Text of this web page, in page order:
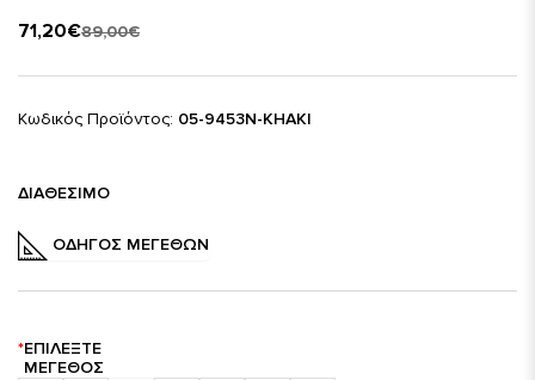
89,00€
71,20€
Κωδικός Προϊόντος: 05-9453N-KHAKI
ΔΙΑΘΈΣΙΜΟ
ΟΔΗΓΌΣ ΜΕΓΕΘΏΝ
ΕΠΙΛΈΞΤΕ
ΜΈΓΕΘΟΣ